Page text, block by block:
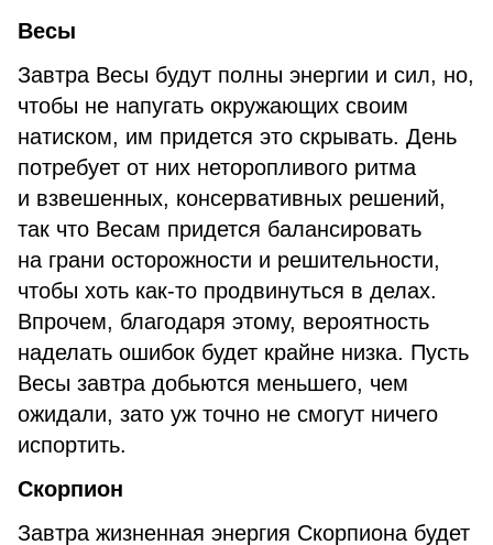
Весы
Завтра Весы будут полны энергии и сил, но,
чтобы не напугать окружающих своим
натиском, им придется это скрывать. День
потребует от них неторопливого ритма
и взвешенных, консервативных решений,
так что Весам придется балансировать
на грани осторожности и решительности,
чтобы хоть как-то продвинуться в делах.
Впрочем, благодаря этому, вероятность
наделать ошибок будет крайне низка. Пусть
Весы завтра добьются меньшего, чем
ожидали, зато уж точно не смогут ничего
испортить.
Скорпион
Завтра жизненная энергия Скорпиона будет